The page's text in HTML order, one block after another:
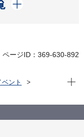
ページID：369-630-892
ント
生命
Finals～市内在
ご招待します～
現在